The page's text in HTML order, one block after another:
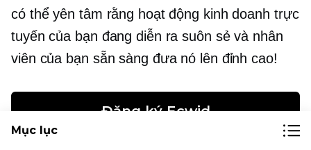
có thể yên tâm rằng hoạt động kinh doanh trực
tuyến của bạn đang diễn ra suôn sẻ và nhân
viên của bạn sẵn sàng đưa nó lên đỉnh cao!
Đăng ký Ecwid
Mục lục